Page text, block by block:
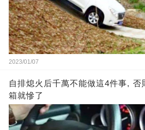
2023/01/07
自排熄火后千萬不能做這4件事, 否
箱就慘了